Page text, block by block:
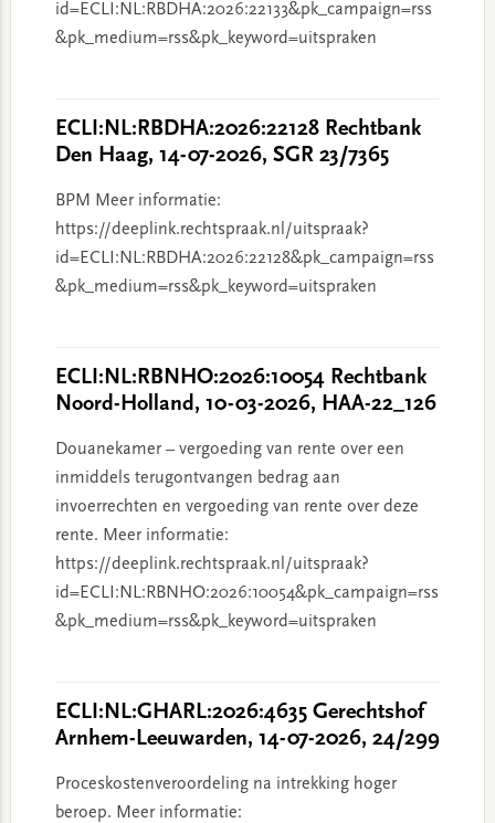
id=ECLI:NL:RBDHA:2026:22133&pk_campaign=rss
&pk_medium=rss&pk_keyword=uitspraken
ECLI:NL:RBDHA:2026:22128 Rechtbank
Den Haag, 14-07-2026, SGR 23/7365
BPM Meer informatie:
https://deeplink.rechtspraak.nl/uitspraak?
id=ECLI:NL:RBDHA:2026:22128&pk_campaign=rss
&pk_medium=rss&pk_keyword=uitspraken
ECLI:NL:RBNHO:2026:10054 Rechtbank
Noord-Holland, 10-03-2026, HAA-22_126
Douanekamer – vergoeding van rente over een
inmiddels terugontvangen bedrag aan
invoerrechten en vergoeding van rente over deze
rente. Meer informatie:
https://deeplink.rechtspraak.nl/uitspraak?
id=ECLI:NL:RBNHO:2026:10054&pk_campaign=rss
&pk_medium=rss&pk_keyword=uitspraken
ECLI:NL:GHARL:2026:4635 Gerechtshof
Arnhem-Leeuwarden, 14-07-2026, 24/299
Proceskostenveroordeling na intrekking hoger
beroep. Meer informatie: